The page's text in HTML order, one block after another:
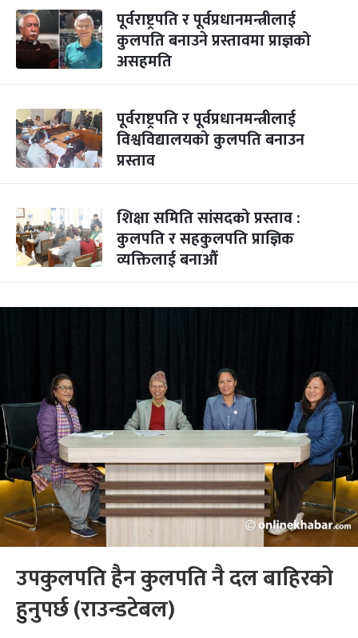
पूर्वराष्ट्रपति र पूर्वप्रधानमन्त्रीलाई
कुलपति बनाउने प्रस्तावमा प्राज्ञको
असहमति
पूर्वराष्ट्रपति र पूर्वप्रधानमन्त्रीलाई
विश्वविद्यालयको कुलपति बनाउन
प्रस्ताव
शिक्षा समिति सांसदको प्रस्ताव :
कुलपति र सहकुलपति प्राज्ञिक
व्यक्तिलाई बनाऔं
उपकुलपति हैन कुलपति नै दल बाहिरको
हुनुपर्छ (राउन्डटेबल)